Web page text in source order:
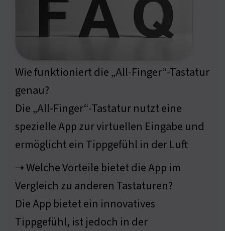
Wie funktioniert die „All-Finger“-Tastatur
genau?
Die „All-Finger“-Tastatur nutzt eine
spezielle App zur virtuellen Eingabe und
ermöglicht ein Tippgefühl in der Luft
➝ Welche Vorteile bietet die App im
Vergleich zu anderen Tastaturen?
Die App bietet ein innovatives
Tippgefühl, ist jedoch in der